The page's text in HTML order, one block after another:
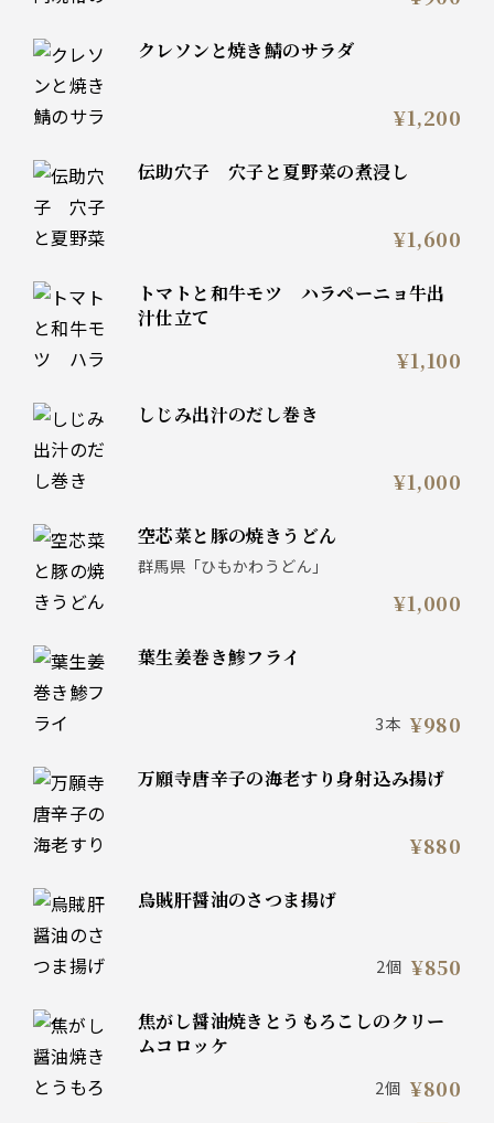
クレソンと焼き鯖のサラダ
¥1,200
伝助穴子 穴子と夏野菜の煮浸し
¥1,600
トマトと和牛モツ ハラペーニョ牛出
汁仕立て
¥1,100
しじみ出汁のだし巻き
¥1,000
空芯菜と豚の焼きうどん
群馬県「ひもかわうどん」
¥1,000
葉生姜巻き鯵フライ
3本 ¥980
万願寺唐辛子の海老すり身射込み揚げ
¥880
烏賊肝醤油のさつま揚げ
2個 ¥850
焦がし醤油焼きとうもろこしのクリー
ムコロッケ
2個 ¥800